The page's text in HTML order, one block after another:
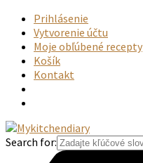
Prihlásenie
Vytvorenie účtu
Moje obľúbené recepty
Košík
Kontakt
Search for: